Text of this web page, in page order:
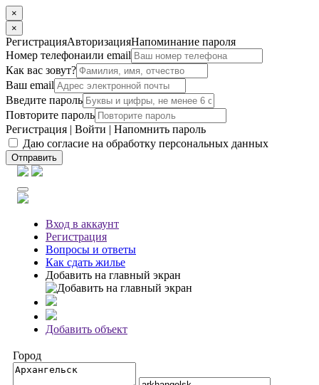
×
×
РегистрацияАвторизацияНапоминание пароля
Номер телефонаили email
Как вас зовут?
Ваш email
Введите пароль
Повторите пароль
Регистрация | Войти | Напомнить пароль
Даю согласие на обработку персональных данных
Отправить
Вход в аккаунт
Регистрация
Вопросы и ответы
Как сдать жилье
Добавить на главный экран
Добавить объект
Город